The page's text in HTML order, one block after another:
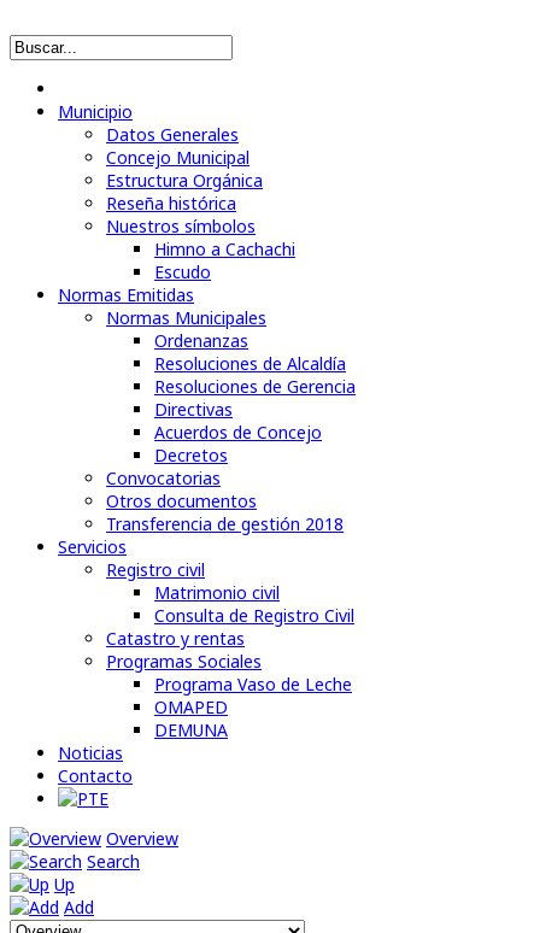
Municipio
Datos Generales
Concejo Municipal
Estructura Orgánica
Reseña histórica
Nuestros símbolos
Himno a Cachachi
Escudo
Normas Emitidas
Normas Municipales
Ordenanzas
Resoluciones de Alcaldía
Resoluciones de Gerencia
Directivas
Acuerdos de Concejo
Decretos
Convocatorias
Otros documentos
Transferencia de gestión 2018
Servicios
Registro civil
Matrimonio civil
Consulta de Registro Civil
Catastro y rentas
Programas Sociales
Programa Vaso de Leche
OMAPED
DEMUNA
Noticias
Contacto
Overview
Search
Up
Add